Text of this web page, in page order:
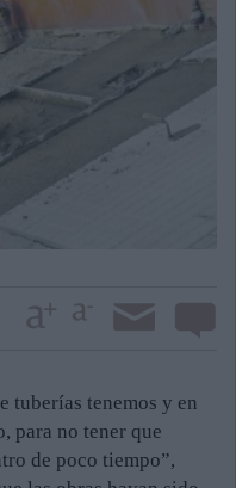
tuberías tenemos y en
para no tener que
de poco tiempo”,